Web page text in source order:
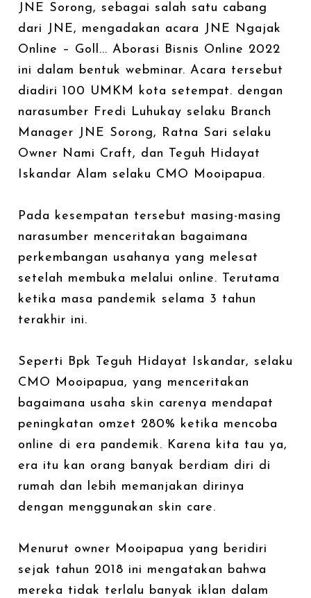
JNE Sorong, sebagai salah satu cabang
dari JNE, mengadakan acara JNE Ngajak
Online – Goll... Aborasi Bisnis Online 2022
ini dalam bentuk webminar. Acara tersebut
diadiri 100 UMKM kota setempat. dengan
narasumber Fredi Luhukay selaku Branch
Manager JNE Sorong, Ratna Sari selaku
Owner Nami Craft, dan Teguh Hidayat
Iskandar Alam selaku CMO Mooipapua.
Pada kesempatan tersebut masing-masing
narasumber menceritakan bagaimana
perkembangan usahanya yang melesat
setelah membuka melalui online. Terutama
ketika masa pandemik selama 3 tahun
terakhir ini.
Seperti Bpk Teguh Hidayat Iskandar, selaku
CMO Mooipapua, yang menceritakan
bagaimana usaha skin carenya mendapat
peningkatan omzet 280% ketika mencoba
online di era pandemik. Karena kita tau ya,
era itu kan orang banyak berdiam diri di
rumah dan lebih memanjakan dirinya
dengan menggunakan skin care.
Menurut owner Mooipapua yang beridiri
sejak tahun 2018 ini mengatakan bahwa
mereka tidak terlalu banyak iklan dalam